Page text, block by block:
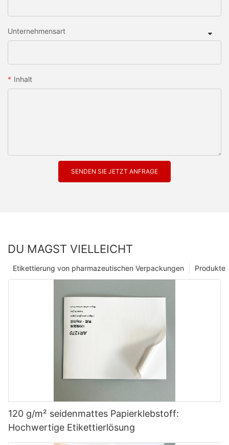
Unternehmensart
Inhalt
SENDEN SIE JETZT ANFRAGE
DU MAGST VIELLEICHT
Produkte
Etikettierung von pharmazeutischen Verpackungen
120 g/m² seidenmattes Papierklebstoff:
Hochwertige Etikettierlösung